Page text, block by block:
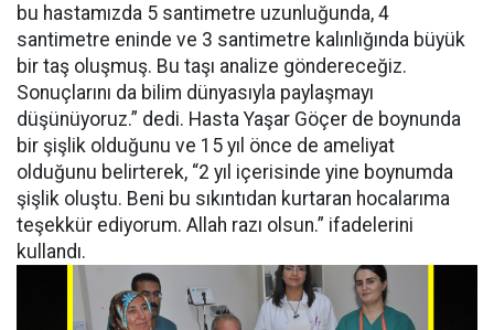
bu hastamızda 5 santimetre uzunluğunda, 4
santimetre eninde ve 3 santimetre kalınlığında büyük
bir taş oluşmuş. Bu taşı analize göndereceğiz.
Sonuçlarını da bilim dünyasıyla paylaşmayı
düşünüyoruz.” dedi. Hasta Yaşar Göçer de boynunda
bir şişlik olduğunu ve 15 yıl önce de ameliyat
olduğunu belirterek, “2 yıl içerisinde yine boynumda
şişlik oluştu. Beni bu sıkıntıdan kurtaran hocalarıma
teşekkür ediyorum. Allah razı olsun.” ifadelerini
kullandı.